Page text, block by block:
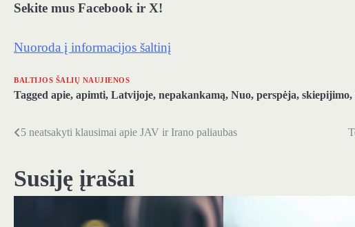
Sekite mus Facebook ir X!
Nuoroda į informacijos šaltinį
BALTIJOS ŠALIŲ NAUJIENOS
Tagged apie, apimti, Latvijoje, nepakankamą, Nuo, perspėja, skiepijimo,
Navigacija
įrašų
5 neatsakyti klausimai apie JAV ir Irano paliaubas
Susiję įrašai